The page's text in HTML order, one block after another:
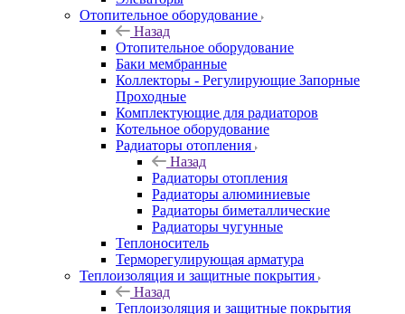
Отопительное оборудование
Назад
Отопительное оборудование
Баки мембранные
Коллекторы - Регулирующие Запорные
Проходные
Комплектующие для радиаторов
Котельное оборудование
Радиаторы отопления
Назад
Радиаторы отопления
Радиаторы алюминиевые
Радиаторы биметаллические
Радиаторы чугунные
Теплоноситель
Терморегулирующая арматура
Теплоизоляция и защитные покрытия
Назад
Теплоизоляция и защитные покрытия